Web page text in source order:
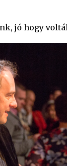
jó hogy